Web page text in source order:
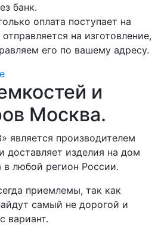
банк.
оплата поступает на
на изготовление,
его по вашему адресу.
и
Москва.
является производителем
доставляет изделия на дом
в любой регион России.
приемлемы, так как
самый не дорогой и
вариант.